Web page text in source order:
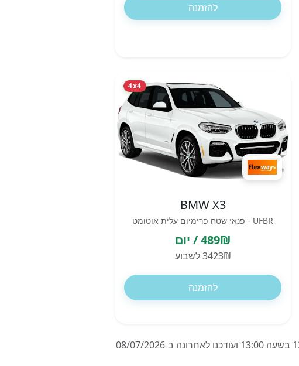
להזמנה
4x4
BMW X3
UFBR - פנאי שטח פרימיום עלית אוטומט
489₪ / יום
3423₪ לשבוע
להזמנה
המחירים מבוססים על השכרת רכב ל-7 ימים בברצלונה בנמל התעופה, ספרד, החל מ-13/07/2026 בשעה 13:00 ועודכנו לאחרונה ב-08/07/2026